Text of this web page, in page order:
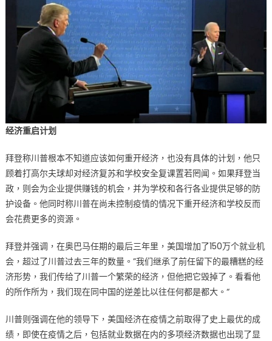
经济重启计划
拜登称川普根本不知道应该如何重开经济，也没有具体的计划，他只
顾着打高尔夫球却对经济复苏和学校安全复课置若罔闻。如果拜登当
政，则会为企业提供赚钱的机会，并为学校和各行各业提供足够的防
护设备。他同时称川普在尚未控制疫情的情况下重开经济和学校反而
会花费更多的资源。
拜登并强调，在奥巴马任期的最后三年里，美国增加了150万个就业机
会，超过了川普过去三年的数量。”我们继承了前任留下的最糟糕的经
济形势，我们传给了川普一个繁荣的经济，但他把它毁掉了。看看他
的所作所为，我们现在同中国的逆差比以往任何都是都大。“
川普则强调在他的领导下，美国经济在疫情之前取得了史上最优的成
绩，即使在疫情之后，包括就业数据在内的多项经济数据也出现了显